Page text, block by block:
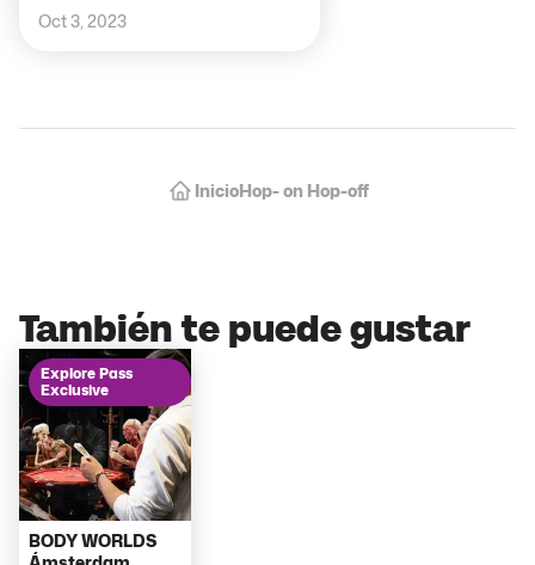
Oct 3, 2023
InicioHop- on Hop-off
También te puede gustar
Explore Pass
Exclusive
BODY WORLDS